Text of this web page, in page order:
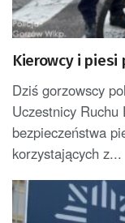
Kierowcy i piesi
Dziś gorzowscy
Uczestnicy
bezpieczeństwa
korzystających z...